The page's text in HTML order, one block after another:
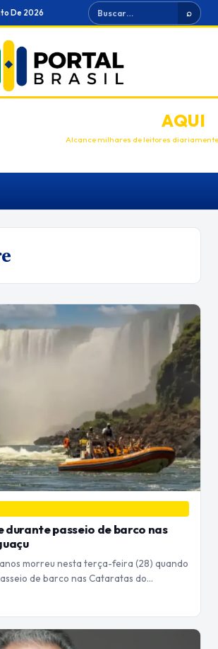
De 2026 Buscar ⌕
ANUNCIEAQUI
Alcance milhares de leitores diariamente
durante passeio de barco nas
morreu nesta terça-feira (28) quando
de barco nas Cataratas do…